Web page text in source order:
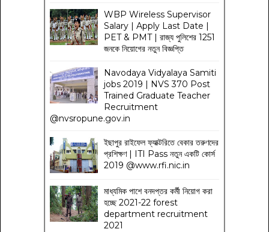
WBP Wireless Supervisor
Salary | Apply Last Date |
PET & PMT | রাজ্য পুলিশের 1251
জনকে নিয়োগের নতুন বিজ্ঞপ্তি
Navodaya Vidyalaya Samiti
jobs 2019 | NVS 370 Post
Trained Graduate Teacher
Recruitment
@nvsropune.gov.in
ইছাপুর রাইফেল ফ্যাক্টরিতে বেকার তরুণদের
প্রশিক্ষণ | ITI Pass নতুন একটি কোর্স
2019 @www.rfi.nic.in
মাধ্যমিক পাশে বনদপ্তর কর্মী নিয়োগ করা
হচ্ছে 2021-22 forest
department recruitment
2021